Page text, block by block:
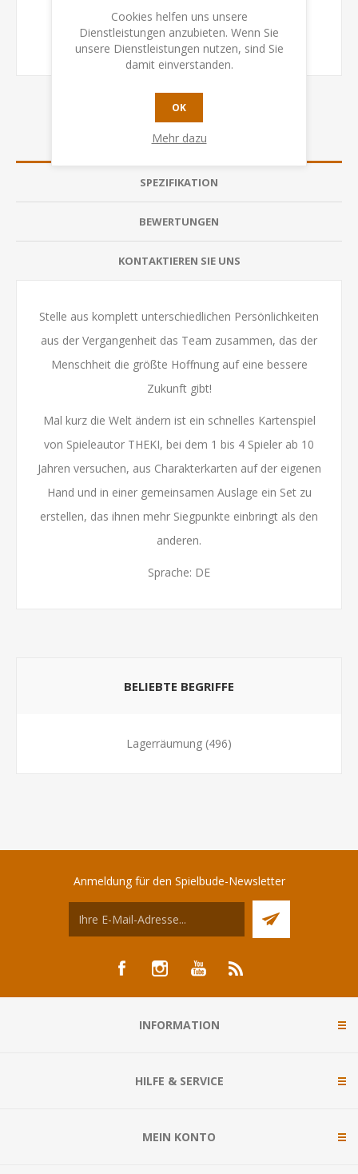
ÜBERSICHT
SPEZIFIKATION
BEWERTUNGEN
KONTAKTIEREN SIE UNS
Stelle aus komplett unterschiedlichen Persönlichkeiten
aus der Vergangenheit das Team zusammen, das der
Menschheit die größte Hoffnung auf eine bessere
Zukunft gibt!
Mal kurz die Welt ändern ist ein schnelles Kartenspiel
von Spieleautor THEKI, bei dem 1 bis 4 Spieler ab 10
Jahren versuchen, aus Charakterkarten auf der eigenen
Hand und in einer gemeinsamen Auslage ein Set zu
erstellen, das ihnen mehr Siegpunkte einbringt als den
anderen.
Sprache: DE
BELIEBTE BEGRIFFE
Lagerräumung (496)
Anmeldung für den Spielbude-Newsletter
INFORMATION
HILFE & SERVICE
MEIN KONTO
Cookies helfen uns unsere
Dienstleistungen anzubieten. Wenn Sie
unsere Dienstleistungen nutzen, sind Sie
damit einverstanden.
OK
Mehr dazu